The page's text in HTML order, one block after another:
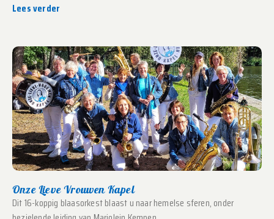
Lees verder
Onze Lieve Vrouwen Kapel
Dit 16-koppig blaasorkest blaast u naar hemelse sferen, onder